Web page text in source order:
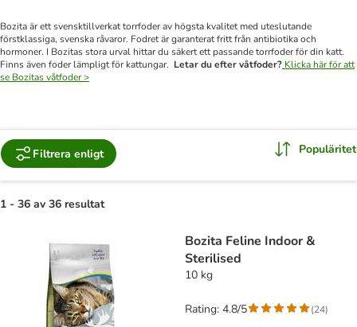
Bozita är ett svensktillverkat torrfoder av högsta kvalitet med uteslutande
förstklassiga, svenska råvaror. Fodret är garanterat fritt från antibiotika och
hormoner. I Bozitas stora urval hittar du säkert ett passande torrfoder för din katt.
Finns även foder lämpligt för kattungar. Letar du efter våtfoder? Klicka här för att
se Bozitas våtfoder >
Filtrera enligt Populäritet
1 - 36 av 36 resultat
Bozita Feline Indoor &
Sterilised
10 kg
Rating: 4.8/5 (24)